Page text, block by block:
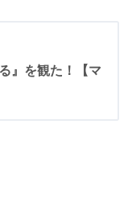
』を観た！【マ